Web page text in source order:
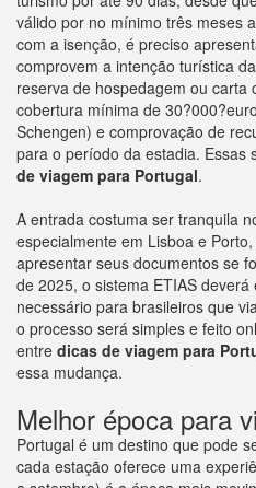
válido por no mínimo três meses
com a isenção, é preciso
comprovem a intenção turística
reserva de hospedagem ou carta
cobertura mínima de
Schengen) e comprovação de
para o período da estadia. Essas
de viagem para Portugal.
A entrada costuma ser tranquila
especialmente em Lisboa e
apresentar seus documentos se
de 2025, o sistema ETIAS
necessário para brasileiros que
o processo será simples e feito
entre dicas de viagem para
essa mudança.
Melhor época para
Portugal é um destino que pode
cada estação oferece uma